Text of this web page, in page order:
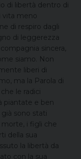
di libertà dentro di
vita meno
di respiro dagli
di leggerezza
sincera,
siamo. Non
liberi di
ma la Parola di
le radici
piantate e ben
sono stati
morte, i figli che
della sua
la libertà da
con la sua